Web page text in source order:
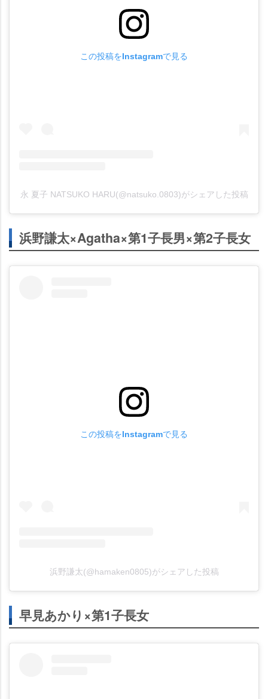
この投稿をInstagramで見る
永 夏子 NATSUKO HARU(@natsuko.0803)がシェアした投稿
浜野謙太×Agatha×第1子長男×第2子長女
この投稿をInstagramで見る
浜野謙太(@hamaken0805)がシェアした投稿
早見あかり×第1子長女